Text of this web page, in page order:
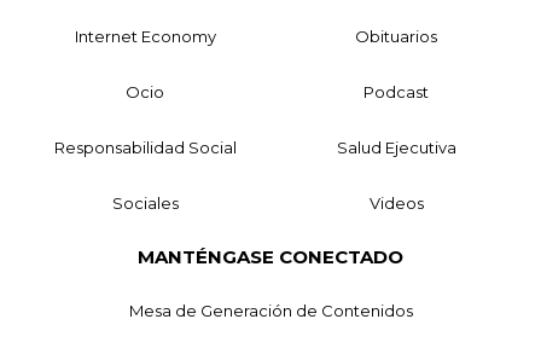
Internet Economy Obituarios
Ocio Podcast
Responsabilidad Social Salud Ejecutiva
Sociales Videos
MANTÉNGASE CONECTADO
Mesa de Generación de Contenidos